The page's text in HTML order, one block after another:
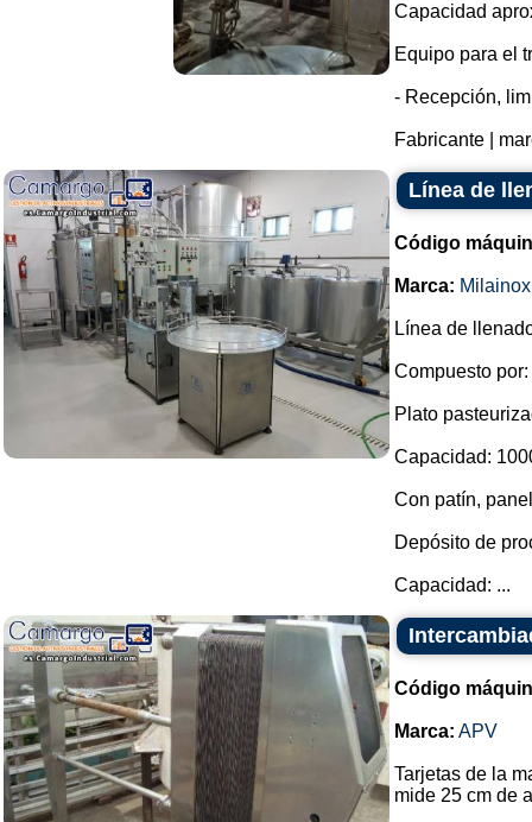
Capacidad
Equipo para el
- Recepción,
Fabricante |
Línea de
Código
Marca: Milainox
Línea de
Compuesto por:
Plato
Capacidad:
Con patín,
Depósito de
Capacidad: ...
Código
Marca: APV
Tarjetas de la
mide 25 cm de